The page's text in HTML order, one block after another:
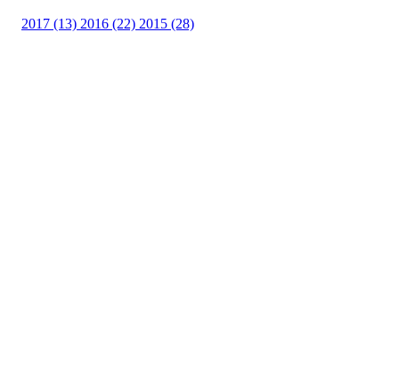
2017 (13) 2016 (22) 2015 (28)